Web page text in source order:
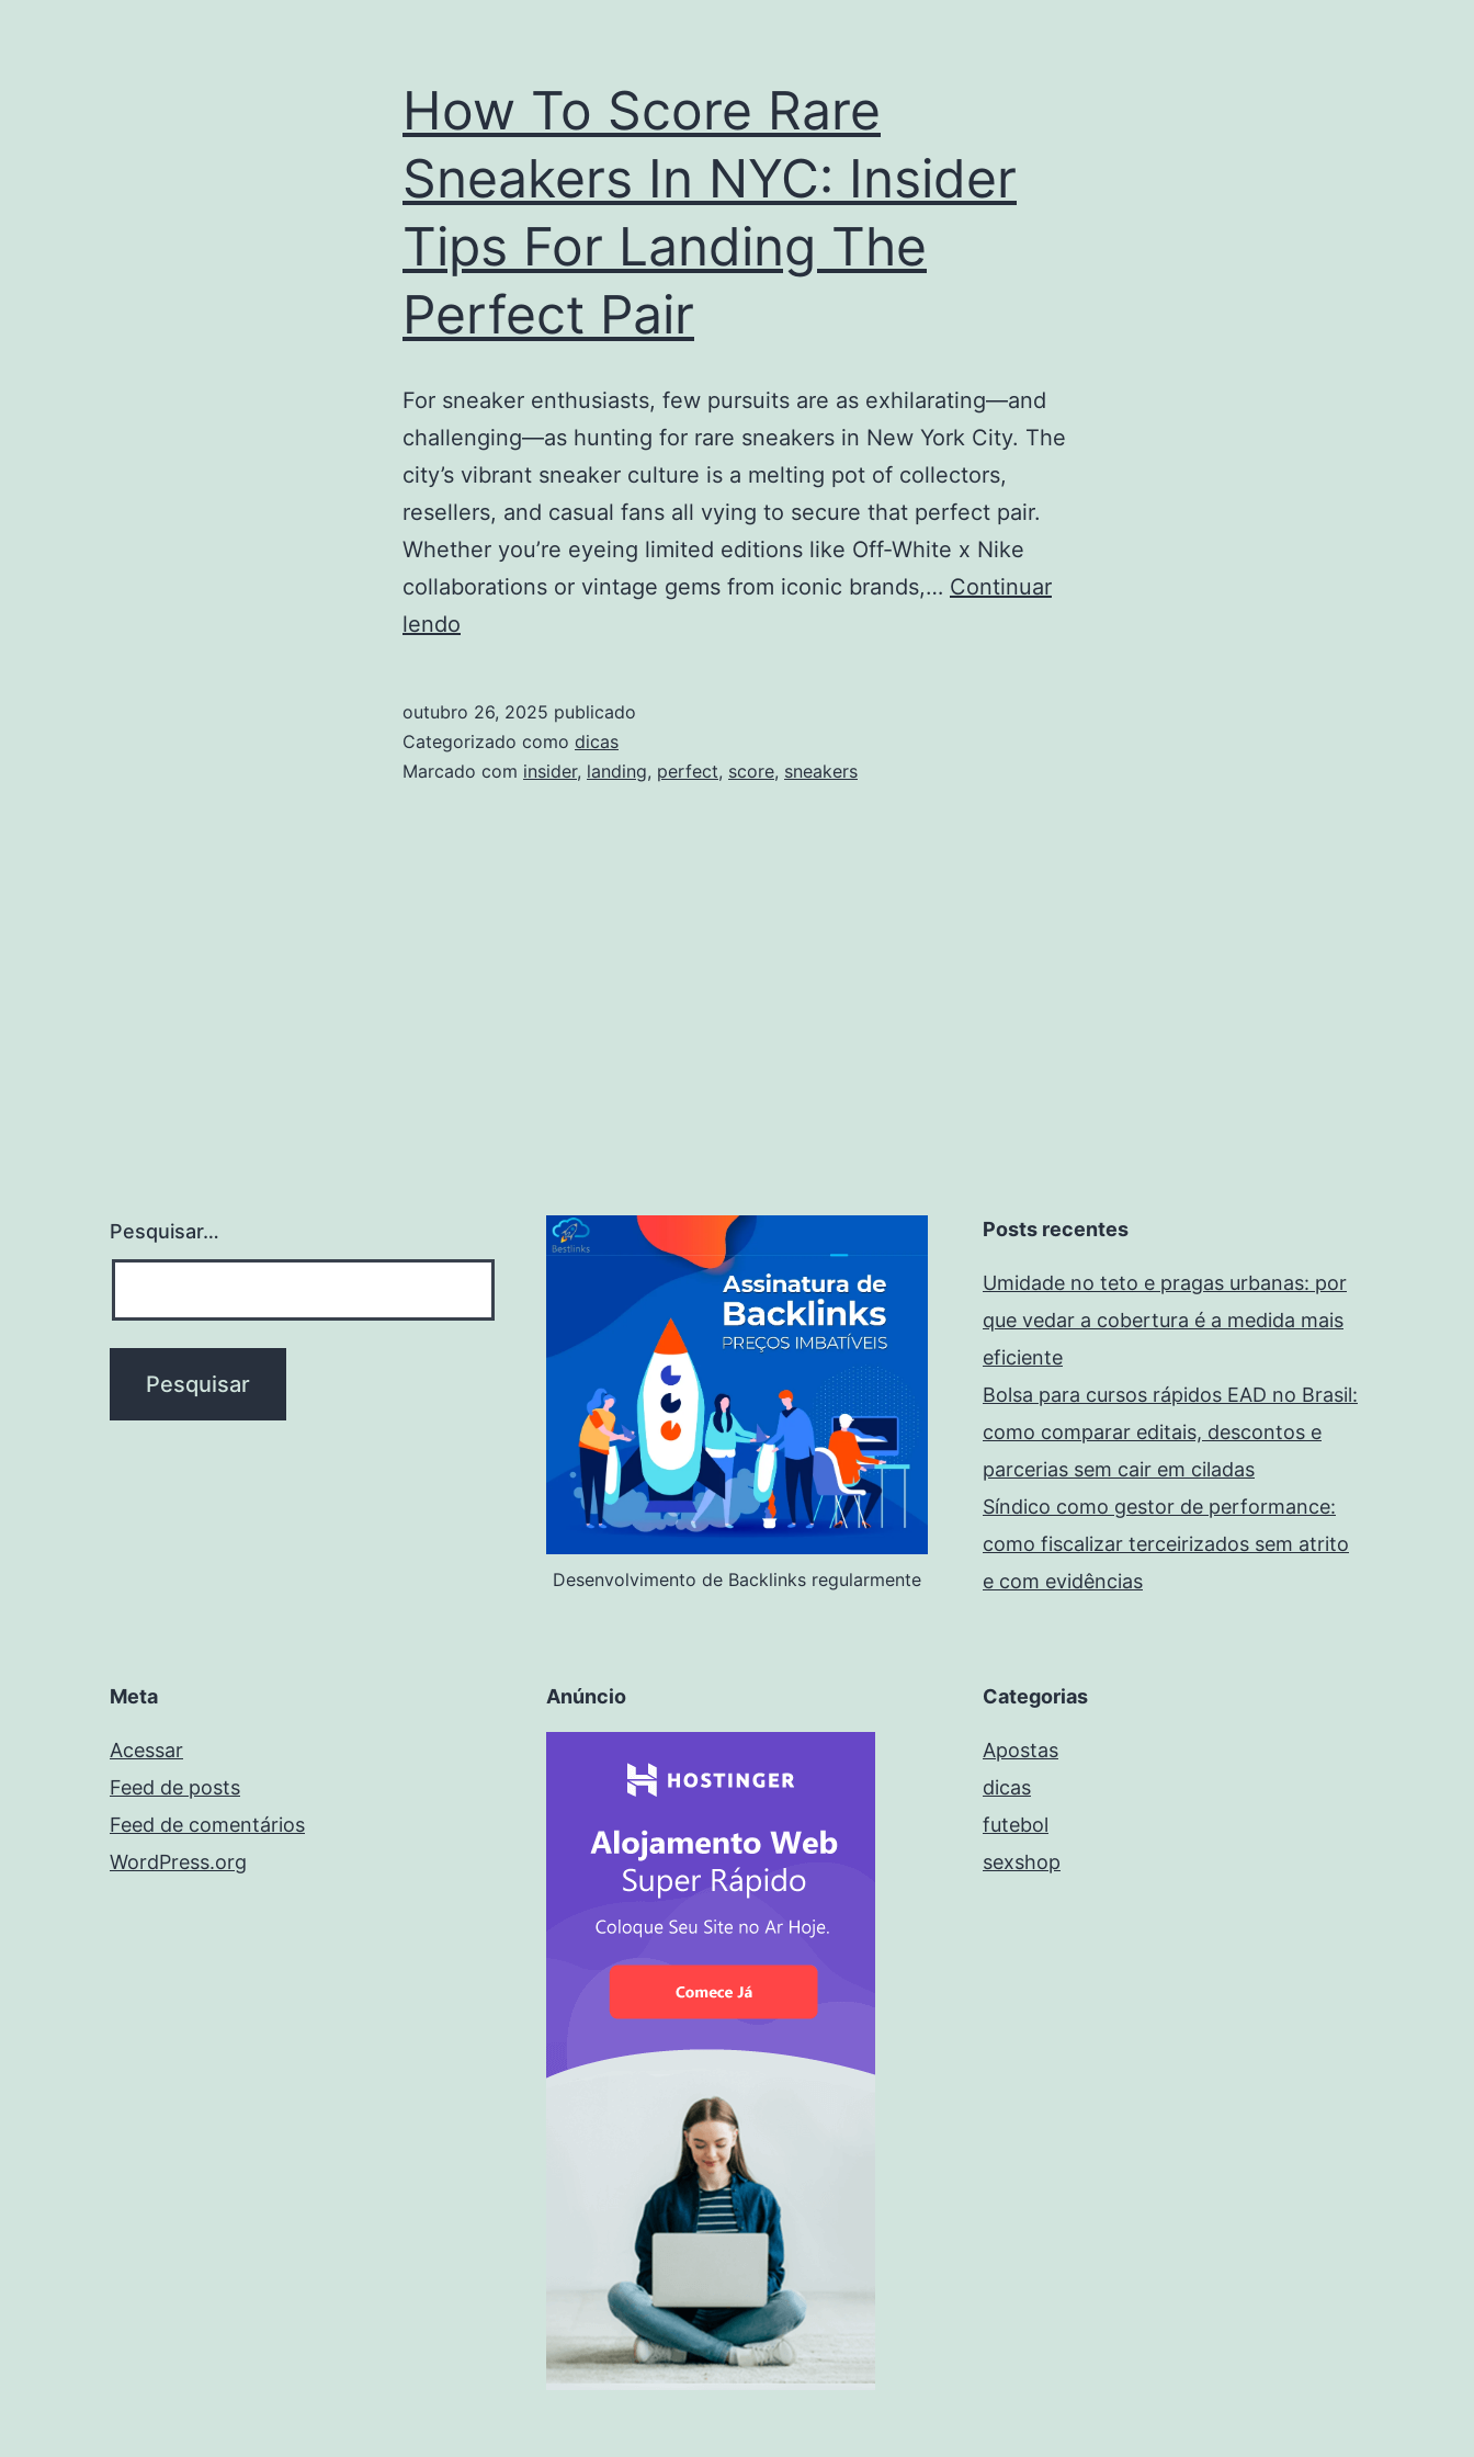
How To Score Rare
Sneakers In NYC: Insider
Tips For Landing The
Perfect Pair
For sneaker enthusiasts, few pursuits are as exhilarating—and
challenging—as hunting for rare sneakers in New York City. The
city’s vibrant sneaker culture is a melting pot of collectors,
resellers, and casual fans all vying to secure that perfect pair.
Whether you’re eyeing limited editions like Off-White x Nike
collaborations or vintage gems from iconic brands,… Continuar
lendo
Rare
Sneakers
outubro 26, 2025 publicado
Categorizado como dicas
Marcado com insider, landing, perfect, score, sneakers
Pesquisar…
Desenvolvimento de Backlinks regularmente
Posts recentes
Umidade no teto e pragas urbanas: por
que vedar a cobertura é a medida mais
eficiente
Bolsa para cursos rápidos EAD no Brasil:
como comparar editais, descontos e
parcerias sem cair em ciladas
Síndico como gestor de performance:
como fiscalizar terceirizados sem atrito
e com evidências
Meta
Acessar
Feed de posts
Feed de comentários
WordPress.org
Anúncio Categorias
Apostas
dicas
futebol
sexshop